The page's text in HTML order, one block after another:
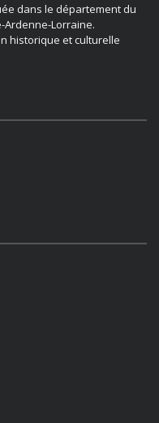
dans le département du
Ardenne-Lorraine.
historique et culturelle